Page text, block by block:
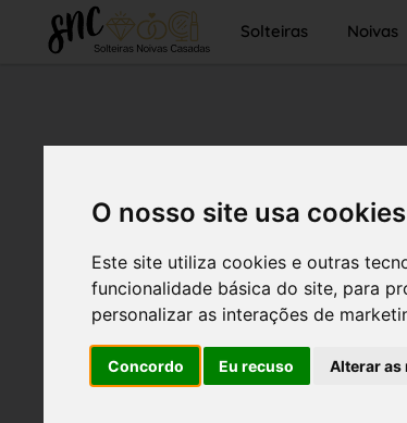
O nosso site usa cookies
Este site utiliza cookies e outras
funcionalidade básica do site, para
personalizar as interações de
Concordo Eu recuso Alterar as
Solteiras Noivas